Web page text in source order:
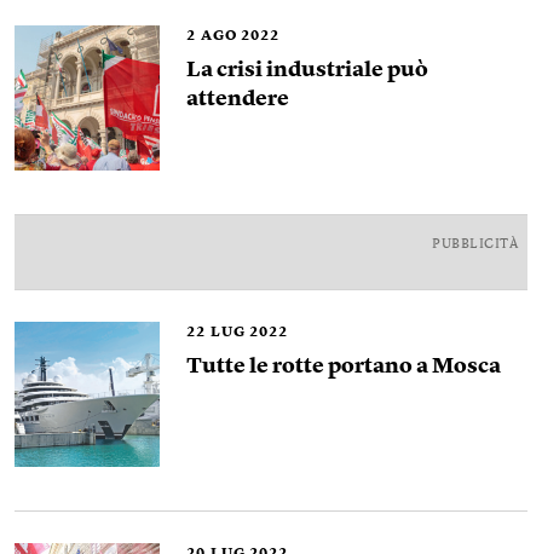
2 AGO 2022
La crisi industriale può
attendere
PUBBLICITÀ
22 LUG 2022
Tutte le rotte portano a Mosca